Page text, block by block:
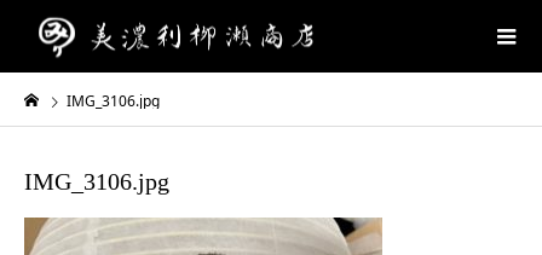
IMG_3106.jpg
IMG_3106.jpg